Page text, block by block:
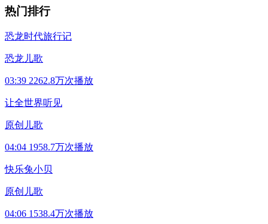
热门排行
恐龙时代旅行记
恐龙儿歌
03:39 2262.8万次播放
让全世界听见
原创儿歌
04:04 1958.7万次播放
快乐兔小贝
原创儿歌
04:06 1538.4万次播放